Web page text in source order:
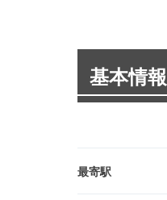
基本情報
最寄駅